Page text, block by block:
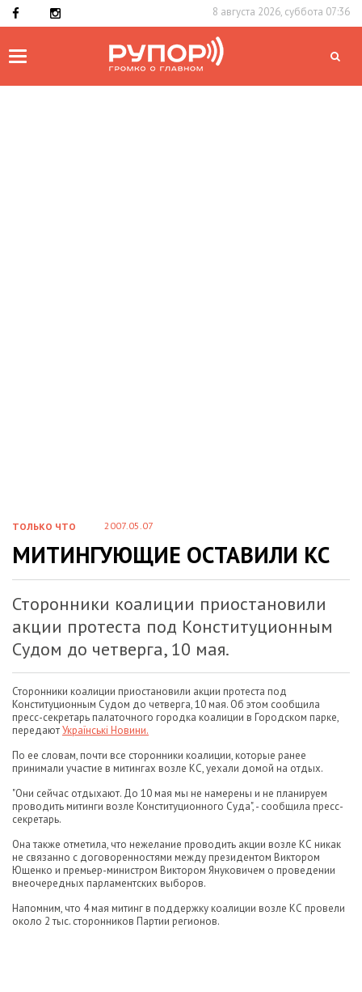
8 августа 2026, суббота 07:36
Toggle
ТОЛЬКО ЧТО 2007.05.07
МИТИНГУЮЩИЕ ОСТАВИЛИ КС
Сторонники коалиции приостановили
акции протеста под Конституционным
Судом до четверга, 10 мая.
Сторонники коалиции приостановили акции протеста под
Конституционным Судом до четверга, 10 мая. Об этом сообщила
пресс-секретарь палаточного городка коалиции в Городском парке,
передаютУкраїнські Новини.
По ее словам, почти все сторонники коалиции, которые ранее
принимали участие в митингах возле КС, уехали домой на отдых.
"Они сейчас отдыхают. До 10 мая мы не намерены и не планируем
проводить митинги возле Конституционного Суда", - сообщила пресс-
секретарь.
Она также отметила, что нежелание проводить акции возле КС никак
не связанно с договоренностями между президентом Виктором
Ющенко и премьер-министром Виктором Януковичем о проведении
внеочередных парламентских выборов.
Напомним, что 4 мая митинг в поддержку коалиции возле КС провели
около 2 тыс. сторонников Партии регионов.